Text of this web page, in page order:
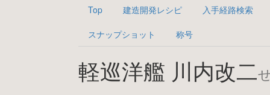
Top 建造開発レシピ 入手経路検索
スナップショット 称号
軽巡洋艦 川内改二